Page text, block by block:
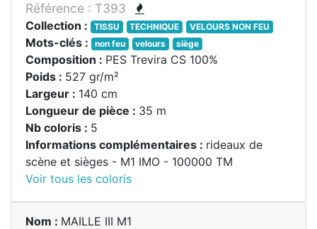
Référence : T393
Collection : TISSU TECHNIQUE VELOURS NON FEU
Mots-clés : non feu velours siège
Composition : PES Trevira CS 100%
Poids : 527 gr/m²
Largeur : 140 cm
Longueur de pièce : 35 m
Nb coloris : 5
Informations complémentaires : rideaux de
scène et sièges - M1 IMO - 100000 TM
Voir tous les coloris
Nom : MAILLE III M1